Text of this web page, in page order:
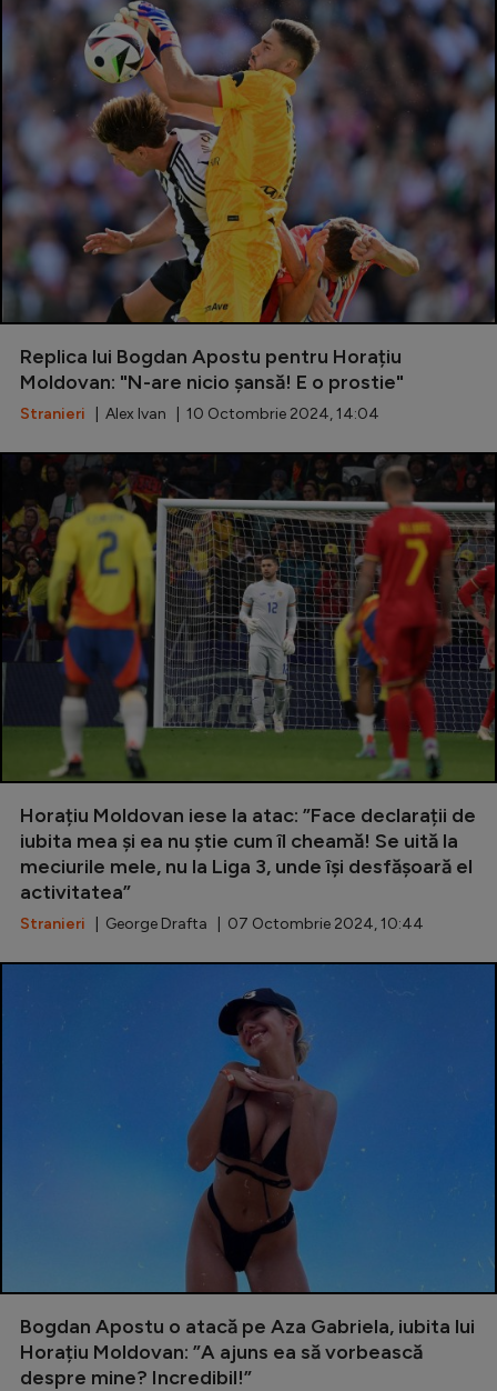
Replica lui Bogdan Apostu pentru Horațiu
Moldovan: "N-are nicio șansă! E o prostie"
Stranieri | Alex Ivan | 10 Octombrie 2024, 14:04
Horațiu Moldovan iese la atac: ”Face declarații de
iubita mea și ea nu știe cum îl cheamă! Se uită la
meciurile mele, nu la Liga 3, unde își desfășoară el
activitatea”
Stranieri | George Drafta | 07 Octombrie 2024, 10:44
Bogdan Apostu o atacă pe Aza Gabriela, iubita lui
Horațiu Moldovan: ”A ajuns ea să vorbească
despre mine? Incredibil!”